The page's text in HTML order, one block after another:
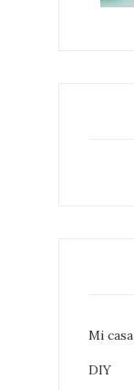
Mi casa
DIY